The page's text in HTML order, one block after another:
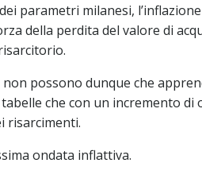
parametri milanesi,
della perdita del valore di
possono dunque che
che con un incremento
risarcimenti.
ondata inflattiva.